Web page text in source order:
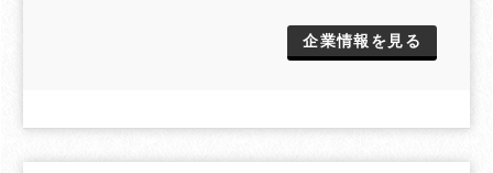
企業情報を見る